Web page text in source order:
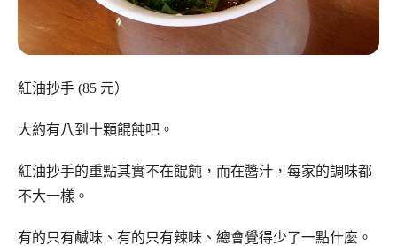
紅油抄手 (85 元）
大約有八到十顆餛飩吧。
紅油抄手的重點其實不在餛飩，而在醬汁，每家的調味都
不大一樣。
有的只有鹹味、有的只有辣味、總會覺得少了一點什麼。